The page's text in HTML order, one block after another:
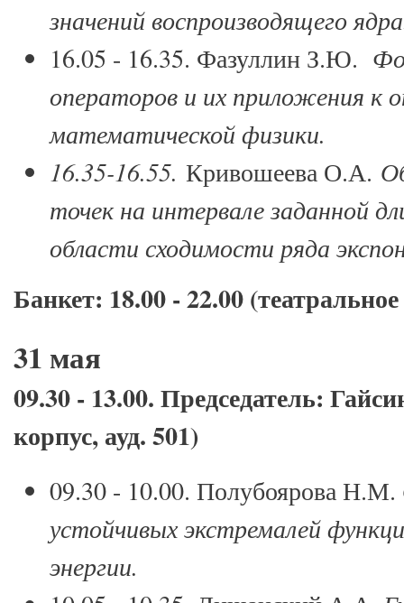
значений воспроизводящего
16.05 - 16.35. Фазуллин З.Ю.
операторов и их приложения к
математической физики.
16.35-16.55. Кривошеева О.А.
точек на интервале заданной
области сходимости ряда
Банкет: 18.00 - 22.00
31 мая
09.30 - 13.00. Председатель:
корпус, ауд. 501)
09.30 - 10.00. Полубоярова Н.М.
устойчивых экстремалей
энергии.